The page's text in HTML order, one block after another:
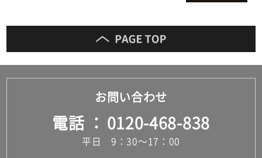
お問い合わせ
電話 0120-468-838
平日 9：30～17：00